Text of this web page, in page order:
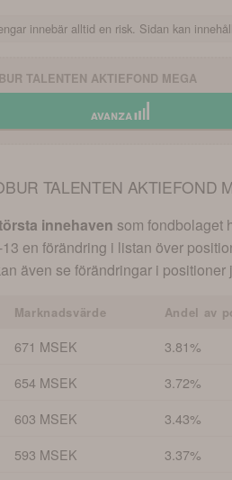
innebär alltid en risk. Sidan kan
TALENTEN AKTIEFOND MEGA
TALENTEN AKTIEFOND
innehaven som fondbolaget
en förändring i listan över
även se förändringar i
Marknadsvärde Andel av
671 MSEK 3.81%
654 MSEK 3.72%
603 MSEK 3.43%
593 MSEK 3.37%